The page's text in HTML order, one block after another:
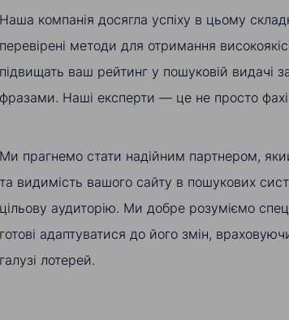
Наша компанія досягла успіху в цьому
перевірені методи для отримання
підвищать ваш рейтинг у пошуковій видачі
фразами. Наші експерти — це не просто
Ми прагнемо стати надійним партнером,
та видимість вашого сайту в пошукових
цільову аудиторію. Ми добре розуміємо
готові адаптуватися до його змін,
галузі лотерей.